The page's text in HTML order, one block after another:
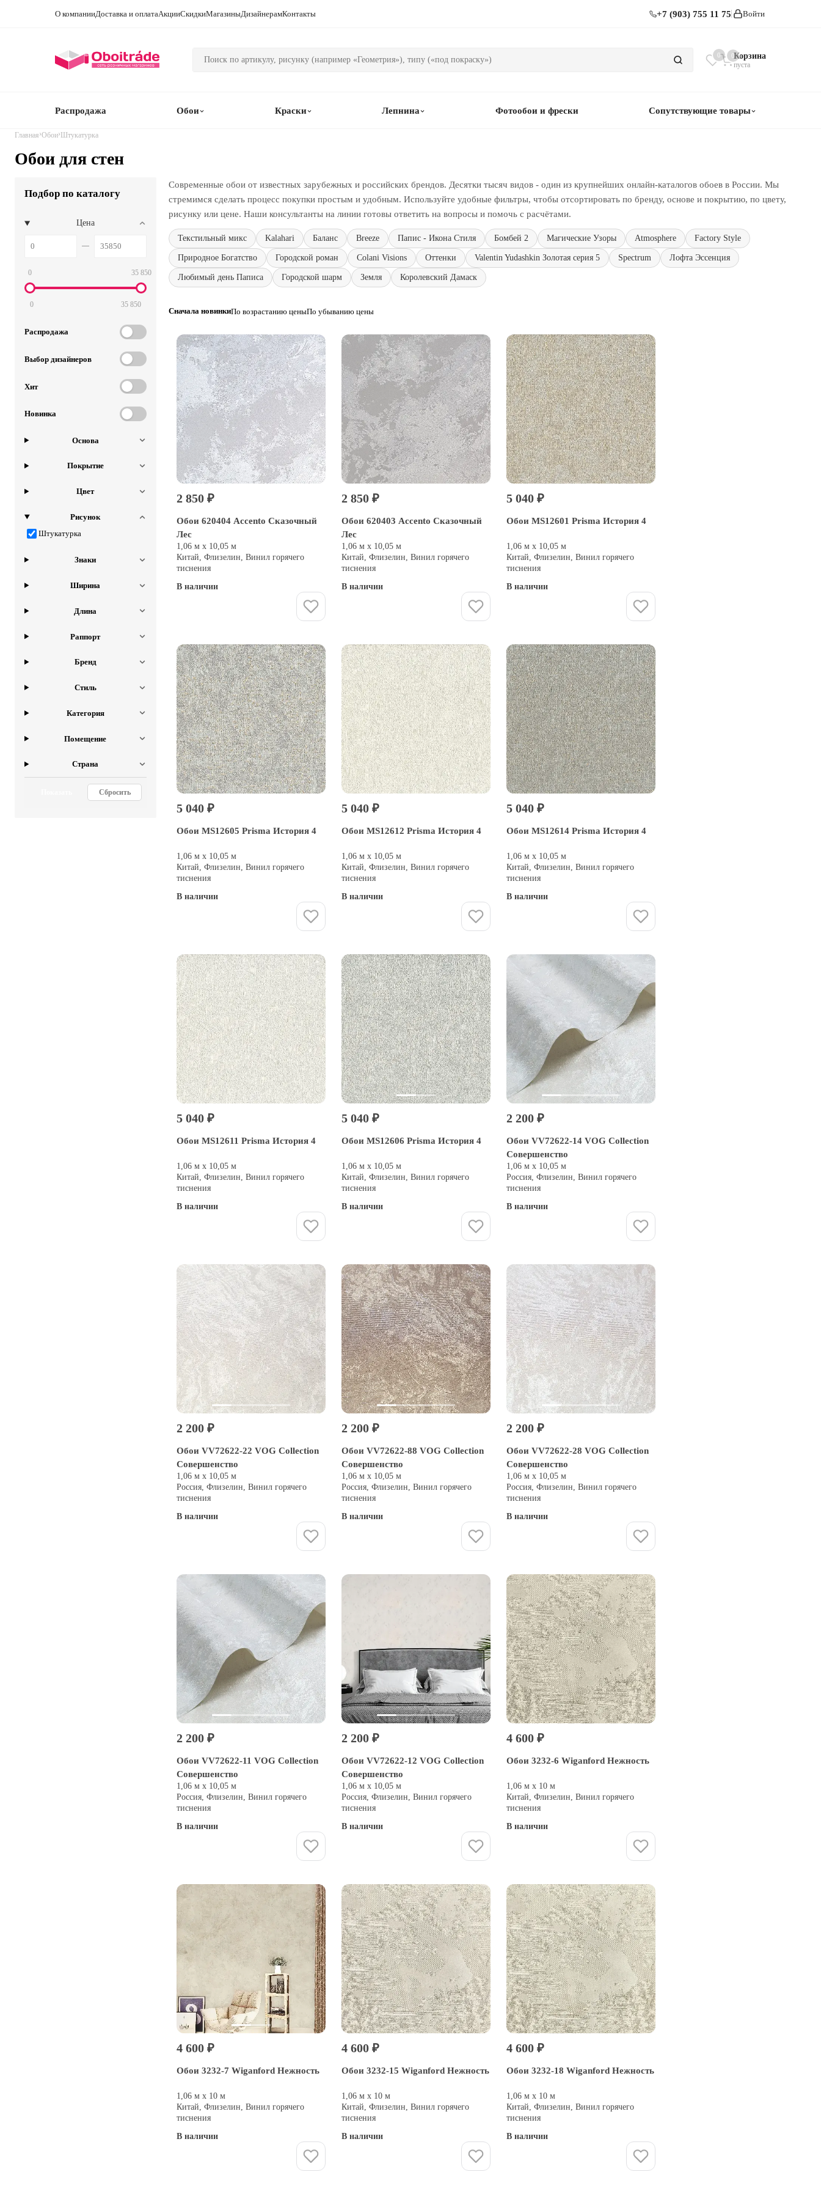
О компанииДоставка и оплатаАкцииСкидкиМагазиныДизайнерамКонтакты +7 (903) 755 11 75 Войти
0 0Корзина
пуста
Распродажа Обои Краски Лепнина Фотообои и фрески Сопутствующие товары
Главная›Обои›Штукатурка
Обои для стен
Подбор по каталогу
Цена
0 35 850
0 35 850
Распродажа
Выбор дизайнеров
Хит
Новинка
Основа
Покрытие
Цвет
Рисунок
Штукатурка
Знаки
Ширина
Длина
Раппорт
Бренд
Стиль
Категория
Помещение
Страна
Сбросить
Современные обои от известных зарубежных и российских брендов. Десятки тысяч видов - один из крупнейших онлайн-каталогов обоев в России. Мы
стремимся сделать процесс покупки простым и удобным. Используйте удобные фильтры, чтобы отсортировать по бренду, основе и покрытию, по цвету,
рисунку или цене. Наши консультанты на линии готовы ответить на вопросы и помочь с расчётами.
Текстильный микс Kalahari Баланс Breeze Папис - Икона Стиля Бомбей 2 Магические Узоры Atmosphere Factory Style
Природное Богатство Городской роман Colani Visions Оттенки Valentin Yudashkin Золотая серия 5 Spectrum Лофта Эссенция
Любимый день Паписа Городской шарм Земля Королевский Дамаск
Сначала новинкиПо возрастанию ценыПо убыванию цены
2 850 ₽
Обои 620404 Accento Сказочный
Лес
1,06 м х 10,05 м
Китай, Флизелин, Винил горячего
тиснения
В наличии
2 850 ₽
Обои 620403 Accento Сказочный
Лес
1,06 м х 10,05 м
Китай, Флизелин, Винил горячего
тиснения
В наличии
5 040 ₽
Обои MS12601 Prisma История 4
1,06 м х 10,05 м
Китай, Флизелин, Винил горячего
тиснения
В наличии
5 040 ₽
Обои MS12605 Prisma История 4
1,06 м х 10,05 м
Китай, Флизелин, Винил горячего
тиснения
В наличии
5 040 ₽
Обои MS12612 Prisma История 4
1,06 м х 10,05 м
Китай, Флизелин, Винил горячего
тиснения
В наличии
5 040 ₽
Обои MS12614 Prisma История 4
1,06 м х 10,05 м
Китай, Флизелин, Винил горячего
тиснения
В наличии
5 040 ₽
Обои MS12611 Prisma История 4
1,06 м х 10,05 м
Китай, Флизелин, Винил горячего
тиснения
В наличии
5 040 ₽
Обои MS12606 Prisma История 4
1,06 м х 10,05 м
Китай, Флизелин, Винил горячего
тиснения
В наличии
2 200 ₽
Обои VV72622-14 VOG Collection
Совершенство
1,06 м х 10,05 м
Россия, Флизелин, Винил горячего
тиснения
В наличии
2 200 ₽
Обои VV72622-22 VOG Collection
Совершенство
1,06 м х 10,05 м
Россия, Флизелин, Винил горячего
тиснения
В наличии
2 200 ₽
Обои VV72622-88 VOG Collection
Совершенство
1,06 м х 10,05 м
Россия, Флизелин, Винил горячего
тиснения
В наличии
2 200 ₽
Обои VV72622-28 VOG Collection
Совершенство
1,06 м х 10,05 м
Россия, Флизелин, Винил горячего
тиснения
В наличии
2 200 ₽
Обои VV72622-11 VOG Collection
Совершенство
1,06 м х 10,05 м
Россия, Флизелин, Винил горячего
тиснения
В наличии
2 200 ₽
Обои VV72622-12 VOG Collection
Совершенство
1,06 м х 10,05 м
Россия, Флизелин, Винил горячего
тиснения
В наличии
4 600 ₽
Обои 3232-6 Wiganford Нежность
1,06 м х 10 м
Китай, Флизелин, Винил горячего
тиснения
В наличии
4 600 ₽
Обои 3232-7 Wiganford Нежность
1,06 м х 10 м
Китай, Флизелин, Винил горячего
тиснения
В наличии
4 600 ₽
Обои 3232-15 Wiganford Нежность
1,06 м х 10 м
Китай, Флизелин, Винил горячего
тиснения
В наличии
4 600 ₽
Обои 3232-18 Wiganford Нежность
1,06 м х 10 м
Китай, Флизелин, Винил горячего
тиснения
В наличии